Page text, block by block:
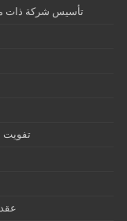
تأسيس شركة ذات
تفويت